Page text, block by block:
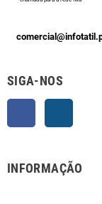
SIGA-NOS
INFORMAÇÃO